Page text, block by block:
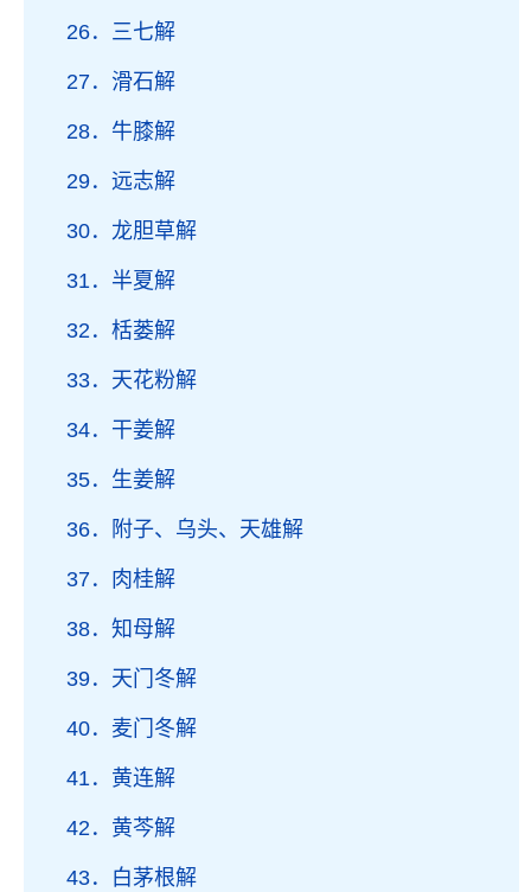
26．三七解
27．滑石解
28．牛膝解
29．远志解
30．龙胆草解
31．半夏解
32．栝蒌解
33．天花粉解
34．干姜解
35．生姜解
36．附子、乌头、天雄解
37．肉桂解
38．知母解
39．天门冬解
40．麦门冬解
41．黄连解
42．黄芩解
43．白茅根解